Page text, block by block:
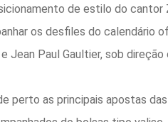
de estilo do cantor
os desfiles do calendário
e Jean Paul Gaultier, sob direção
perto as principais apostas